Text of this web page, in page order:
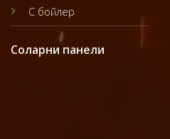
С бойлер
Соларни панели